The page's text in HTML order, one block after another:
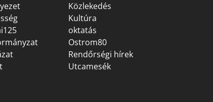
Közlekedés
Kultúra
oktatás
Ostrom80
Rendőrségi hírek
Utcamesék